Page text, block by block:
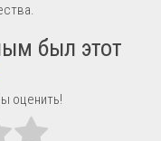
был этот
оценить!